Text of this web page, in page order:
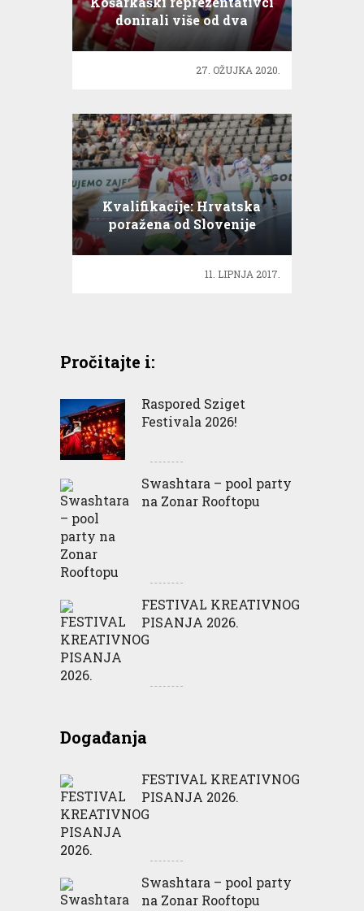
donirali više od dva
milijuna kuna
27. OŽUJKA 2020.
Kvalifikacije: Hrvatska
poražena od Slovenije
11. LIPNJA 2017.
Pročitajte i:
Raspored Sziget
Festivala 2026!
Swashtara – pool party
na Zonar Rooftopu
FESTIVAL KREATIVNOG
PISANJA 2026.
Događanja
FESTIVAL KREATIVNOG
PISANJA 2026.
Swashtara – pool party
na Zonar Rooftopu